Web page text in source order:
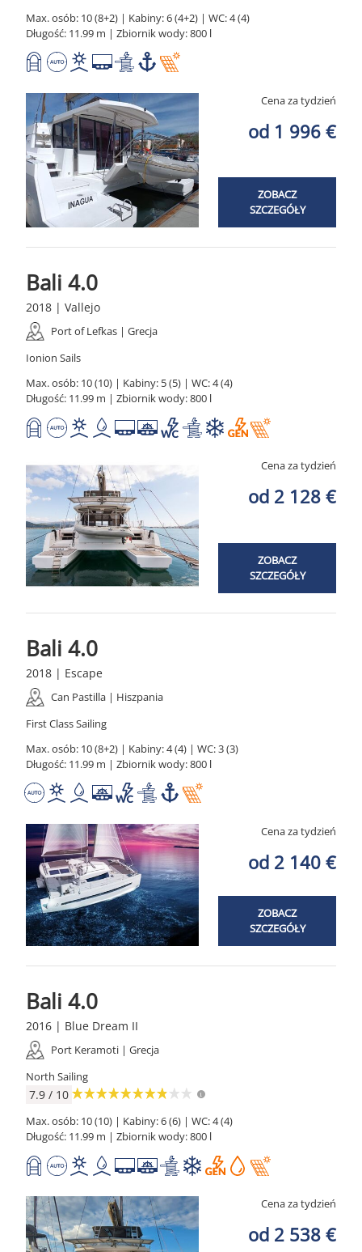
Max. osób: 10 (8+2) | Kabiny: 6 (4+2) | WC: 4 (4)
Długość: 11.99 m | Zbiornik wody: 800 l
Cena za tydzień
od 1 996 €
ZOBACZ
SZCZEGÓŁY
Bali 4.0
2018 | Vallejo
Port of Lefkas | Grecja
Ionion Sails
Max. osób: 10 (10) | Kabiny: 5 (5) | WC: 4 (4)
Długość: 11.99 m | Zbiornik wody: 800 l
Cena za tydzień
od 2 128 €
ZOBACZ
SZCZEGÓŁY
Bali 4.0
2018 | Escape
Can Pastilla | Hiszpania
First Class Sailing
Max. osób: 10 (8+2) | Kabiny: 4 (4) | WC: 3 (3)
Długość: 11.99 m | Zbiornik wody: 800 l
Cena za tydzień
od 2 140 €
ZOBACZ
SZCZEGÓŁY
Bali 4.0
2016 | Blue Dream II
Port Keramoti | Grecja
North Sailing
7.9 / 10
Max. osób: 10 (10) | Kabiny: 6 (6) | WC: 4 (4)
Długość: 11.99 m | Zbiornik wody: 800 l
Cena za tydzień
od 2 538 €